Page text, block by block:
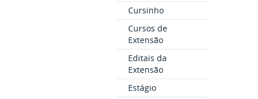
Cursinho
Cursos de
Extensão
Editais da
Extensão
Estágio